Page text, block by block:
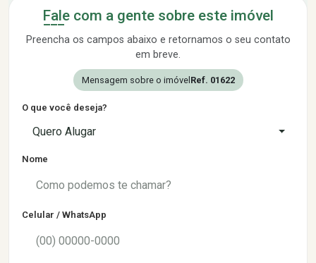
Fale com a gente sobre este imóvel
Preencha os campos abaixo e retornamos o seu contato
em breve.
Mensagem sobre o imóvel Ref. 01622
O que você deseja?
Quero Alugar
Nome
Celular / WhatsApp